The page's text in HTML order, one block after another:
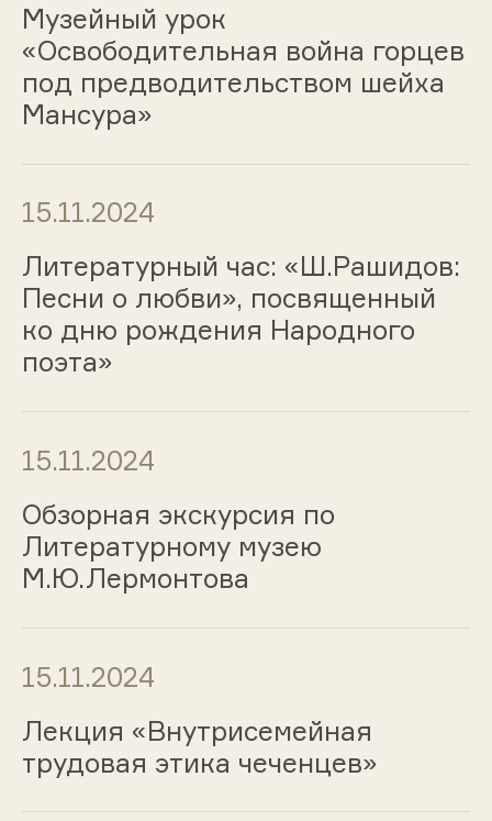
Музейный урок
«Освободительная война горцев
под предводительством шейха
Мансура»
15.11.2024
Литературный час: «Ш.Рашидов:
Песни о любви», посвященный
ко дню рождения Народного
поэта»
15.11.2024
Обзорная экскурсия по
Литературному музею
М.Ю.Лермонтова
15.11.2024
Лекция «Внутрисемейная
трудовая этика чеченцев»